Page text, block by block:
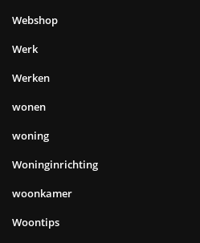
Webshop
Werk
Werken
wonen
woning
Woninginrichting
woonkamer
Woontips